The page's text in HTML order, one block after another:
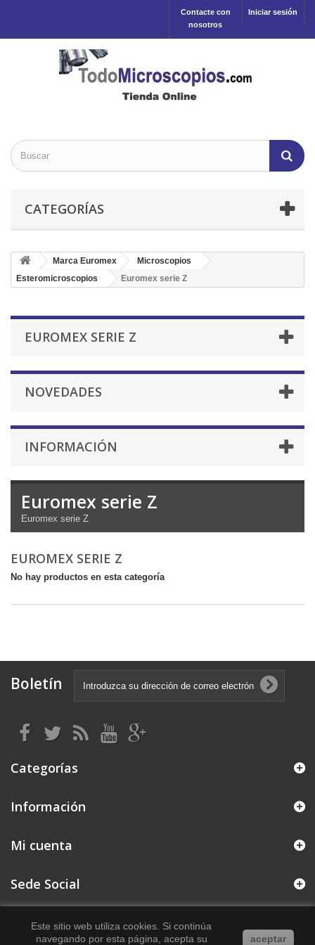
Iniciar sesión
Contacte con
nosotros
CATEGORÍAS
Marca Euromex
Microscopios
Esteromicroscopios
Euromex serie Z
EUROMEX SERIE Z
NOVEDADES
INFORMACIÓN
Euromex serie Z
Euromex serie Z
EUROMEX SERIE Z
No hay productos en esta categoría
Boletín
Categorías
Información
Mi cuenta
Sede Social
Este sitio web utiliza cookies. Si continúa
navegando por esta página, acepta su
aceptar